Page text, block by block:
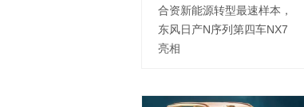
合资新能源转型最速样本，
东风日产N序列第四车NX7
亮相